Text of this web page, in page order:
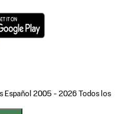
Español 2005 - 2026 Todos los